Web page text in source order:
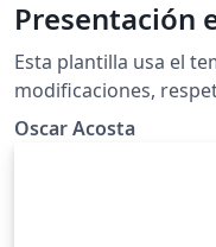
Presentación
la Facultad
Esta plantilla usa el
modificaciones,
paleta de colores de
Bolívar (UTB)
realizada en \LaTeX,
estudiantes y
Oscar Acosta